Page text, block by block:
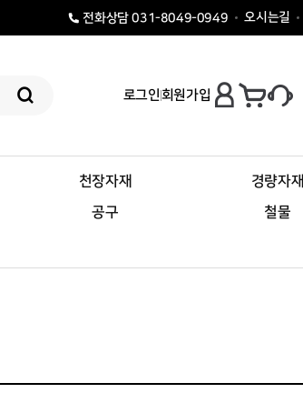
전화상담 031-8049-0949 오시는길
로그인회원가입
천장자재
경량자재
공구
철물